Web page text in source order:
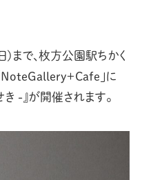
で、枚方公園駅ちかく
NoteGallery＋Cafe」に
-』が開催されます。